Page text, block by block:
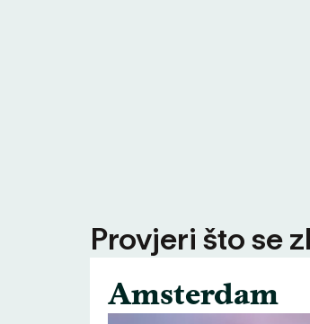
Provjeri što se
Amsterdam